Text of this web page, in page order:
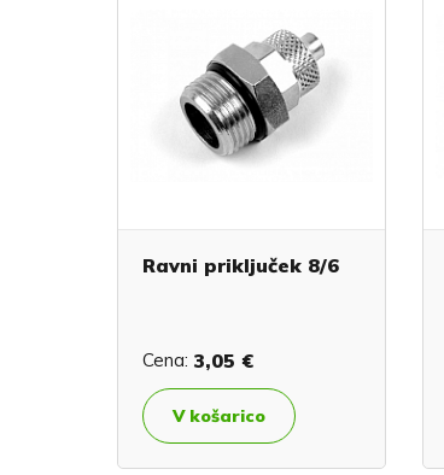
Ravni priključek 8/6
Cena: 3,05 €
V košarico